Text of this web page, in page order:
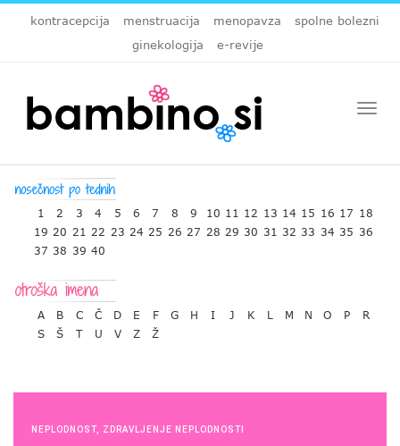
kontracepcija menstruacija menopavza
spolne bolezni
ginekologija
e-revije
1 2 3 4 5 6 7 8 9 10 11 12 13 14 15 16 17 18
19 20 21 22 23 24 25 26 27 28 29 30 31 32 33 34 35 36
37 38 39 40
A B C Č D E F G H I J K L M N O P
R
S
Š T U V Z Ž
NEPLODNOST, ZDRAVLJENJE NEPLODNOSTI